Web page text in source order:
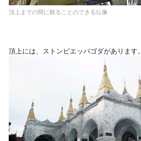
頂上までの間に観ることのできる仏像
頂上には、ストンピエッパゴダがあります。